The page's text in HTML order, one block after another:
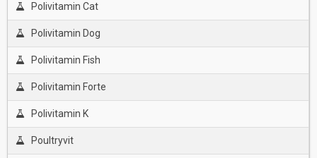
Polivitamin Cat
Polivitamin Dog
Polivitamin Fish
Polivitamin Forte
Polivitamin K
Poultryvit